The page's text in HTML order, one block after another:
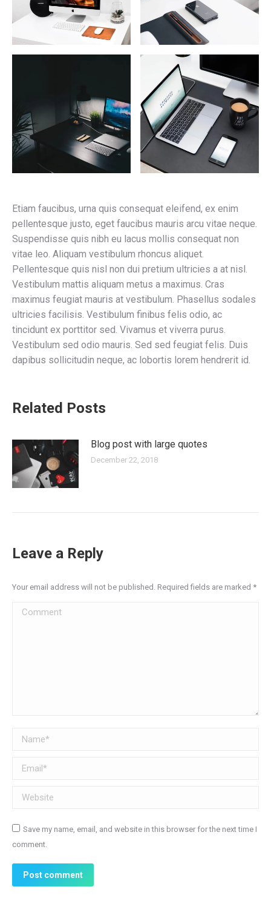
Etiam faucibus, urna quis consequat eleifend, ex enim
pellentesque justo, eget faucibus mauris arcu vitae neque.
Suspendisse quis nibh eu lacus mollis consequat non
vitae leo. Aliquam vestibulum rhoncus aliquet.
Pellentesque quis nisl non dui pretium ultricies a at nisl.
Vestibulum mattis aliquam metus a maximus. Cras
maximus feugiat mauris at vestibulum. Phasellus sodales
ultricies facilisis. Vestibulum finibus felis odio, ac
tincidunt ex porttitor sed. Vivamus et viverra purus.
Vestibulum sed odio mauris. Sed sed feugiat felis. Duis
dapibus sollicitudin neque, ac lobortis lorem hendrerit id.
Related Posts
Blog post with large quotes
December 22, 2018
Leave a Reply
Your email address will not be published. Required fields are marked *
Comment
Name *
Email *
Website
Save my name, email, and website in this browser for the next time I
comment.
Post comment